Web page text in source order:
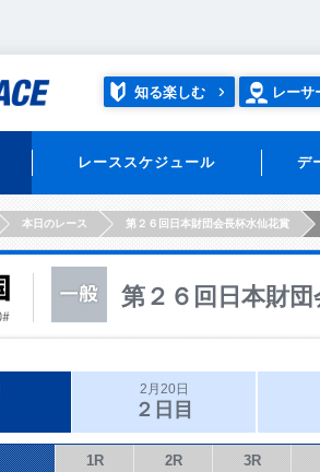
知る楽しむ レーサ
レーススケジュール デ
本日のレース 第２６回日本財団会長杯水仙花賞
第２６回日本財
2月20日
２日目
1R 2R 3R